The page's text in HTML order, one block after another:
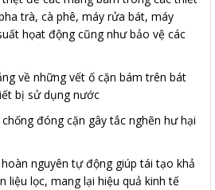
trà, cà phê, máy rửa bát, máy
họat động cũng như bảo vệ các
về những vết ố cặn bám trên bát
bị sử dụng nước
đóng cặn gây tắc nghẽn hư hại
nguyên tự động giúp tái tạo khả
liệu lọc, mang lại hiệu quả kinh tế